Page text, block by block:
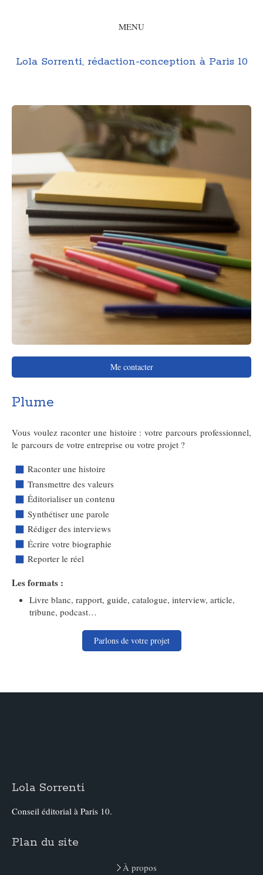
MENU
Lola Sorrenti, rédaction-conception à Paris 10
Me contacter
Plume
Vous voulez raconter une histoire : votre parcours professionnel,
le parcours de votre entreprise ou votre projet ?
Raconter une histoire
Transmettre des valeurs
Éditorialiser un contenu
Synthétiser une parole
Rédiger des interviews
Écrire votre biographie
Reporter le réel
Les formats :
Livre blanc, rapport, guide, catalogue, interview, article,
tribune, podcast…
Parlons de votre projet
Lola Sorrenti
Conseil éditorial à Paris 10.
Plan du site
À propos